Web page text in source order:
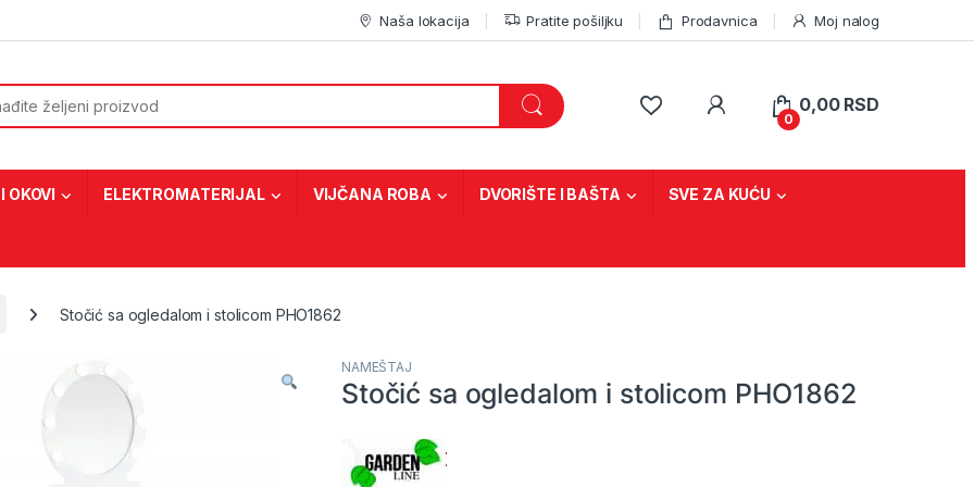
Naša lokacija Pratite pošiljku Prodavnica Moj nalog
0
0,00 RSD
OKOVI ELEKTROMATERIJAL VIJČANA ROBA DVORIŠTE I BAŠTA SVE ZA KUĆU
Stočić sa ogledalom i stolicom PHO1862
NAMEŠTAJ
Stočić sa ogledalom i stolicom PHO1862